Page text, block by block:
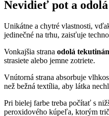
Vnútorná strana absorbuje
než bežná textília, aby látka
Pri bielej farbe treba počítať s
peroxidového kúpeľa, ktorým
snehovú farbu. Bavlna má totiž
kapučína“. Tričko si však stále
príjemné na tele, znižuje zápach
zvonku nevidieť
.